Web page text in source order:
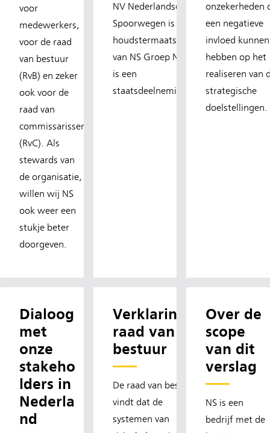
voor
medewerkers,
voor de raad
van bestuur
(RvB) en zeker
ook voor de
raad van
commissarissen
(RvC). Als
stewards van
de organisatie,
willen wij NS
ook weer een
stukje beter
doorgeven.
NV Nederlandse
Spoorwegen is de
houdstermaatschappij
van NS Groep N.V. NS
is een
staatsdeelneming.
onzekerheden
een negatieve
invloed kunnen
hebben op het
realiseren van
strategische
doelstellingen.
Dialoog
met
onze
stakeho
lders in
Nederla
nd
Verklaring
raad van
bestuur
De raad van bestuur
vindt dat de
systemen van
Over de
scope
van dit
verslag
NS is een
bedrijf met de